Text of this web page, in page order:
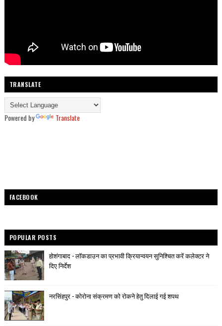
TRANSLATE
Powered by Translate
FACEBOOK
POPULAR POSTS
होशंगाबाद - लॉकडाउन का प्रभावी क्रियान्वयन सुनिश्चित करें कलेक्टर ने
दिए निर्देश
नरसिंहपुर - कोरोना संक्रमण को रोकने हेतु दिलाई गई शपथ